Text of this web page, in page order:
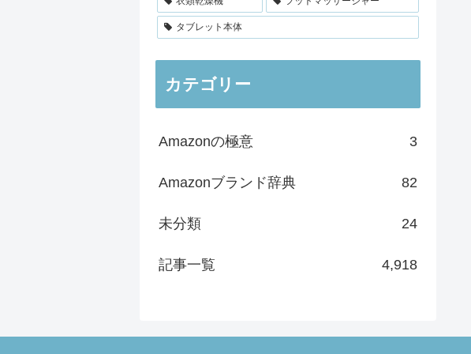
タブレット本体
カテゴリー
Amazonの極意 3
Amazonブランド辞典 82
未分類 24
記事一覧 4,918